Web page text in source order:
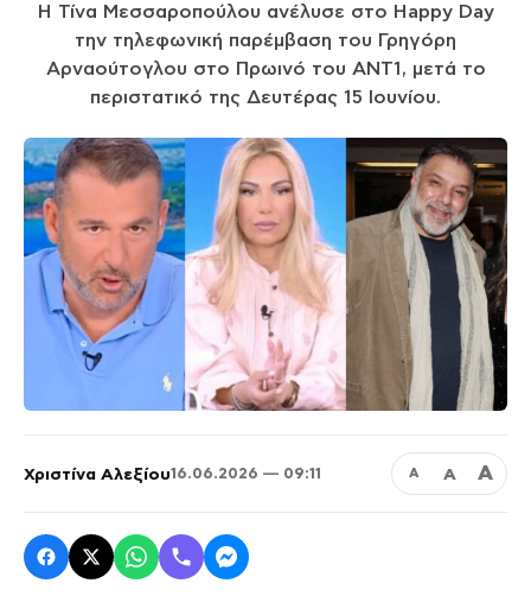
Η Τίνα Μεσσαροπούλου ανέλυσε στο Happy Day
την τηλεφωνική παρέμβαση του Γρηγόρη
Αρναούτογλου στο Πρωινό του ΑΝΤ1, μετά το
περιστατικό της Δευτέρας 15 Ιουνίου.
Χριστίνα Αλεξίου16.06.2026 — 09:11 Α Α Α